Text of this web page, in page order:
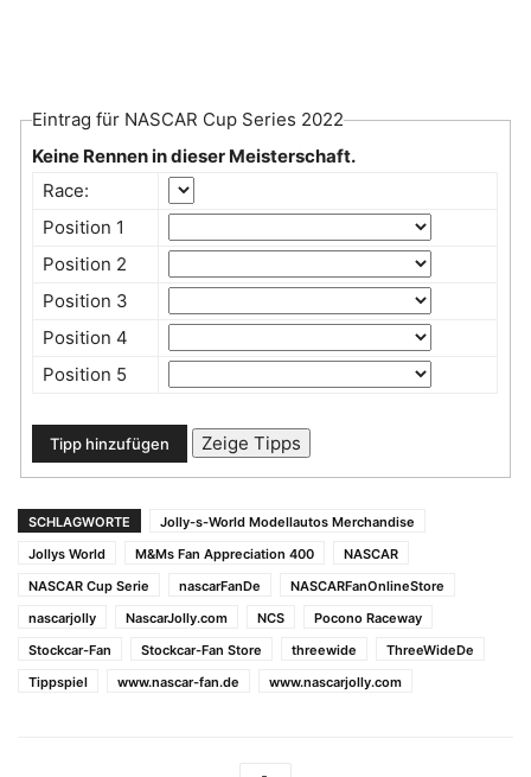
Eintrag für NASCAR Cup Series 2022
Keine Rennen in dieser Meisterschaft.
Race:
Position 1
Position 2
Position 3
Position 4
Position 5
SCHLAGWORTE
Jolly-s-World Modellautos Merchandise
Jollys World
M&Ms Fan Appreciation 400
NASCAR
NASCAR Cup Serie
nascarFanDe
NASCARFanOnlineStore
nascarjolly
NascarJolly.com NCS
Pocono Raceway
Stockcar-Fan
Stockcar-Fan Store threewide
ThreeWideDe
Tippspiel
www.nascar-fan.de www.nascarjolly.com